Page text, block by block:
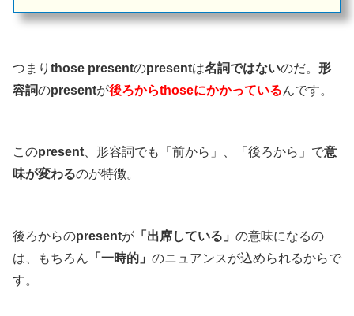
つまり those presentのpresentは名詞ではないのだ。 形
容詞のpresentが後ろからthoseにかかっているんです。
このpresent 、形容詞でも「前から」、「後ろから」で意
味が変わるのが特徴。
後ろからのpresentが 「出席している」 の意味になるの
は、もちろん 「一時的」 のニュアンスが込められるからで
す。